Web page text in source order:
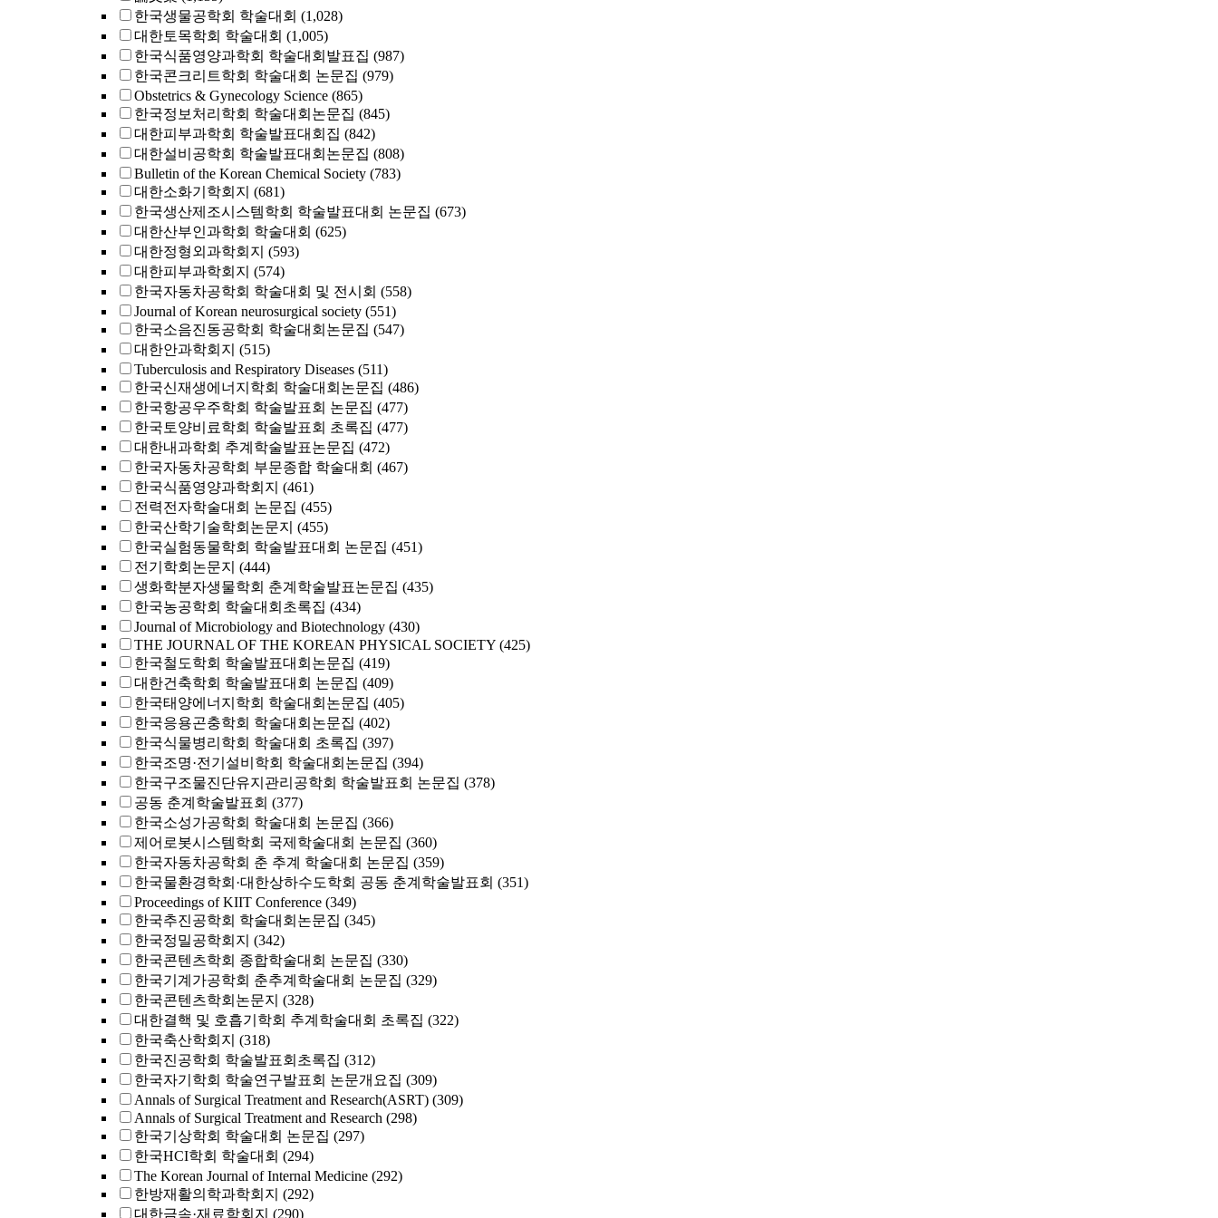
한국생물공학회 학술대회 (1,028)
대한토목학회 학술대회 (1,005)
한국식품영양과학회 학술대회발표집 (987)
한국콘크리트학회 학술대회 논문집 (979)
Obstetrics & Gynecology Science (865)
한국정보처리학회 학술대회논문집 (845)
대한피부과학회 학술발표대회집 (842)
대한설비공학회 학술발표대회논문집 (808)
Bulletin of the Korean Chemical Society (783)
대한소화기학회지 (681)
한국생산제조시스템학회 학술발표대회 논문집 (673)
대한산부인과학회 학술대회 (625)
대한정형외과학회지 (593)
대한피부과학회지 (574)
한국자동차공학회 학술대회 및 전시회 (558)
Journal of Korean neurosurgical society (551)
한국소음진동공학회 학술대회논문집 (547)
대한안과학회지 (515)
Tuberculosis and Respiratory Diseases (511)
한국신재생에너지학회 학술대회논문집 (486)
한국항공우주학회 학술발표회 논문집 (477)
한국토양비료학회 학술발표회 초록집 (477)
대한내과학회 추계학술발표논문집 (472)
한국자동차공학회 부문종합 학술대회 (467)
한국식품영양과학회지 (461)
전력전자학술대회 논문집 (455)
한국산학기술학회논문지 (455)
한국실험동물학회 학술발표대회 논문집 (451)
전기학회논문지 (444)
생화학분자생물학회 춘계학술발표논문집 (435)
한국농공학회 학술대회초록집 (434)
Journal of Microbiology and Biotechnology (430)
THE JOURNAL OF THE KOREAN PHYSICAL SOCIETY (425)
한국철도학회 학술발표대회논문집 (419)
대한건축학회 학술발표대회 논문집 (409)
한국태양에너지학회 학술대회논문집 (405)
한국응용곤충학회 학술대회논문집 (402)
한국식물병리학회 학술대회 초록집 (397)
한국조명·전기설비학회 학술대회논문집 (394)
한국구조물진단유지관리공학회 학술발표회 논문집 (378)
공동 춘계학술발표회 (377)
한국소성가공학회 학술대회 논문집 (366)
제어로봇시스템학회 국제학술대회 논문집 (360)
한국자동차공학회 춘 추계 학술대회 논문집 (359)
한국물환경학회·대한상하수도학회 공동 춘계학술발표회 (351)
Proceedings of KIIT Conference (349)
한국추진공학회 학술대회논문집 (345)
한국정밀공학회지 (342)
한국콘텐츠학회 종합학술대회 논문집 (330)
한국기계가공학회 춘추계학술대회 논문집 (329)
한국콘텐츠학회논문지 (328)
대한결핵 및 호흡기학회 추계학술대회 초록집 (322)
한국축산학회지 (318)
한국진공학회 학술발표회초록집 (312)
한국자기학회 학술연구발표회 논문개요집 (309)
Annals of Surgical Treatment and Research(ASRT) (309)
Annals of Surgical Treatment and Research (298)
한국기상학회 학술대회 논문집 (297)
한국HCI학회 학술대회 (294)
The Korean Journal of Internal Medicine (292)
한방재활의학과학회지 (292)
대한금속·재료학회지 (290)